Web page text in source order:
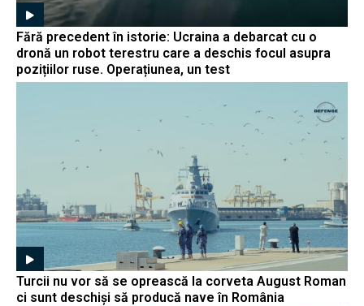
Fără precedent în istorie: Ucraina a debarcat cu o
dronă un robot terestru care a deschis focul asupra
pozițiilor ruse. Operațiunea, un test
Turcii nu vor să se oprească la corveta August Roman
ci sunt deschiși să producă nave în România